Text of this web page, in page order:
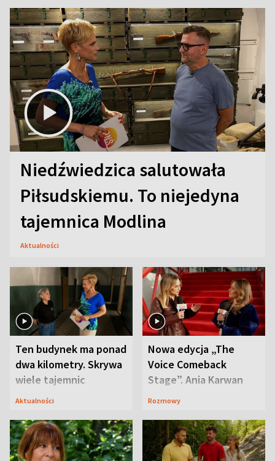
Niedźwiedzica salutowała
Piłsudskiemu. To niejedyna
tajemnica Modlina
Aktualności
Ten budynek ma ponad
dwa kilometry. Skrywa
wiele tajemnic
Aktualności
Nowa edycja „The
Voice Comeback
Stage”. Ania Karwan
zapowiada
Rozmowy